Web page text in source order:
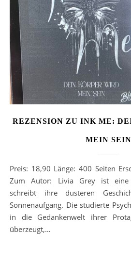
REZENSION ZU INK ME:
MEIN SEIN
Preis: 18,90 Länge: 400 Seiten Erschienen: 14. Mai 2026
Zum Autor: Livia Grey ist eine
schreibt ihre düsteren
Sonnenaufgang. Die studierte
in die Gedankenwelt ihrer
überzeugt,…